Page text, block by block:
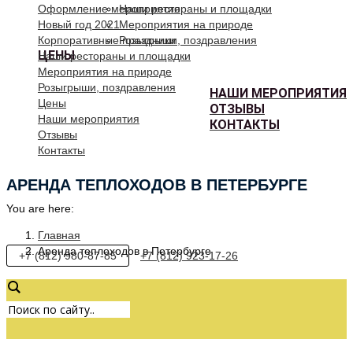
Наши рестораны и площадки
Мероприятия на природе
Розыгрыши, поздравления
ЦЕНЫ
НАШИ МЕРОПРИЯТИЯ
ОТЗЫВЫ
КОНТАКТЫ
Оформление мероприятия
Новый год 2021
Корпоративные праздники
Наши рестораны и площадки
Мероприятия на природе
Розыгрыши, поздравления
Цены
Наши мероприятия
Отзывы
Контакты
АРЕНДА ТЕПЛОХОДОВ В ПЕТЕРБУРГЕ
You are here:
Главная
Аренда теплоходов в Петербурге
+7 (812) 980-87-85 +7 (812) 923-17-26